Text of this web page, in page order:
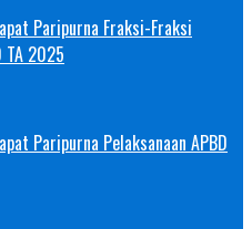
Paripurna Fraksi-Fraksi
TA 2025
Paripurna Pelaksanaan APBD